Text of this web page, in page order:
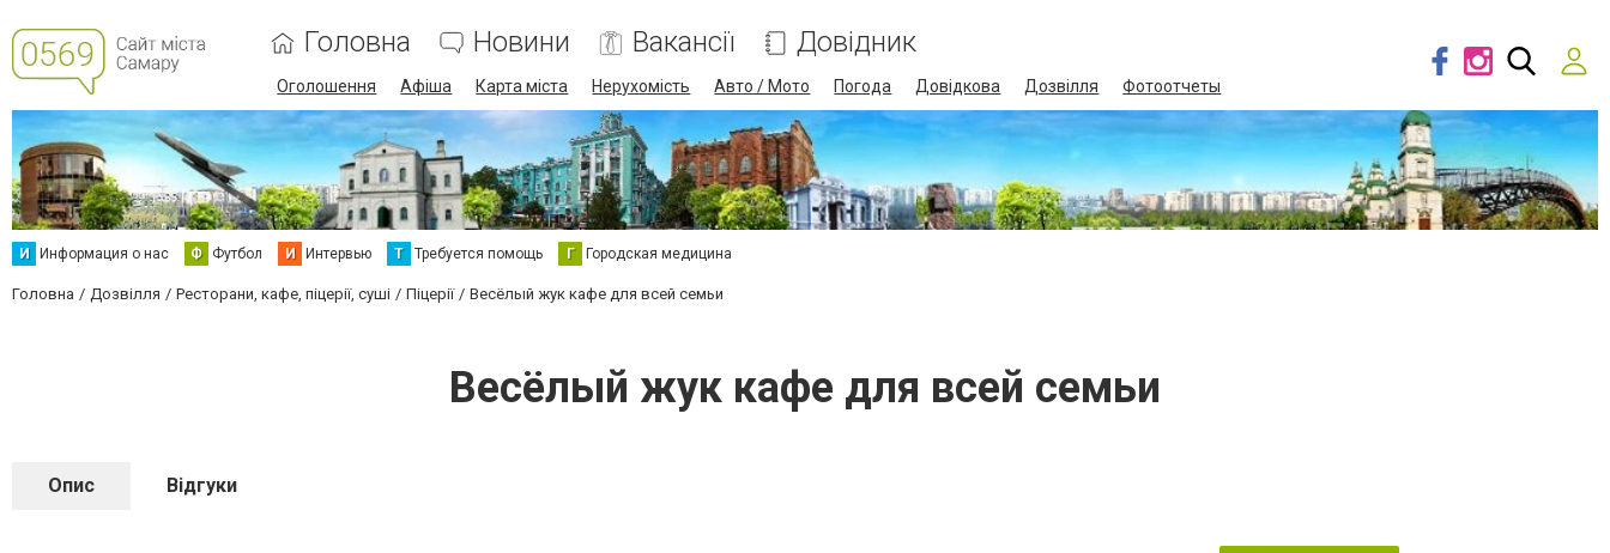
Головна Новини Вакансії Довідник
Оголошення Афіша Карта міста Нерухомість Авто / Мото Погода Довідкова Дозвілля Фотоотчеты
И Информация о нас Ф Футбол И Интервью Т Требуется помощь Г Городская медицина
Головна Дозвілля Ресторани, кафе, піцерії, суші Піцерії Весёлый жук кафе для всей семьи
Весёлый жук кафе для всей семьи
Опис Відгуки